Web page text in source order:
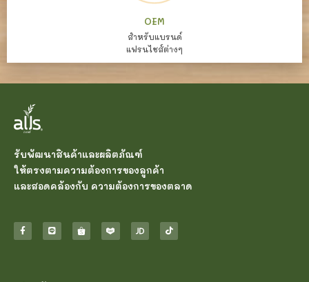
OEM
สำหรับแบรนด์
แฟรนไชส์ต่างๆ
รับพัฒนาสินค้าและผลิตภัณฑ์
ให้ตรงตามความต้องการของลูกค้า
และสอดคล้องกับ ความต้องการของตลาด